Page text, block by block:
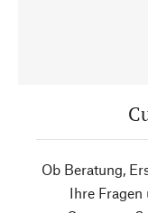
Ob Beratung,
Ihre Fragen